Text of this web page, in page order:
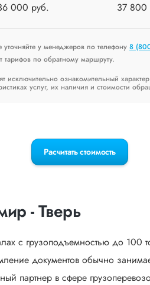
000 руб. 37 800
у менеджеров по телефону 8
тарифов по обратному маршруту.
ознакомительный
услуг, их наличия и стоимости
Расчитать стоимость
- Тверь
с грузоподъемностью до
документов обычно
партнер в сфере